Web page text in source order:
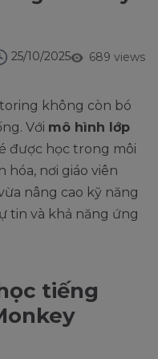
689 views
25/10/2025
không còn bó
Với mô hình lớp
được học trong môi
nơi giáo viên
nâng cao kỹ năng
tin và khả năng ứng
tiếng